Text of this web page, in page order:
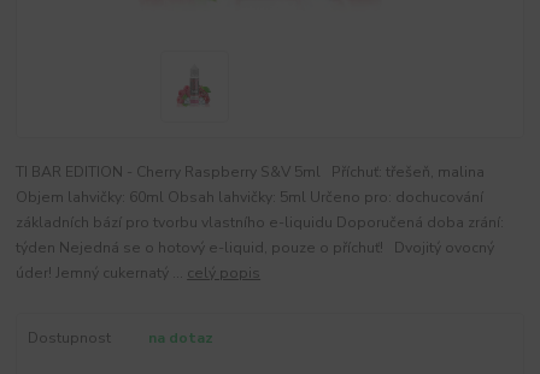
TI BAR EDITION - Cherry Raspberry S&V 5ml Příchuť: třešeň, malina
Objem lahvičky: 60ml Obsah lahvičky: 5ml Určeno pro: dochucování
základních bází pro tvorbu vlastního e-liquidu Doporučená doba zrání:
týden Nejedná se o hotový e-liquid, pouze o příchuť! Dvojitý ovocný
úder! Jemný cukernatý ... celý popis
Dostupnost na dotaz